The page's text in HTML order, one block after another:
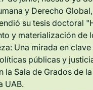
y Derecho
su tesis doctoral
y materialización de
Una mirada en clave
públicas y
la Sala de Grados de
UAB.